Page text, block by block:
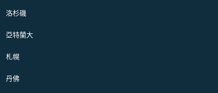
洛杉磯
亞特蘭大
札幌
丹佛